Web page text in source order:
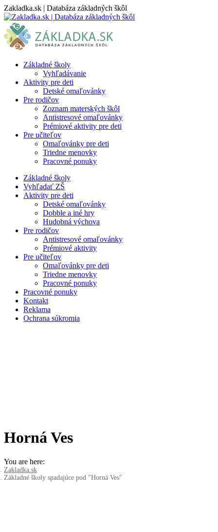
Skip
to
content
Zakladka.sk | Databáza základných škôl
Základné školy
Vyhľadávanie
Aktivity pre deti
Detské omaľovánky
Pre rodičov
Zoznam materských škôl
Antistresové omaľovánky
Prémiové aktivity pre deti
Pre učiteľov
Omaľovánky pre deti
Triedne menovky
Pracovné ponuky
Základné školy
Vyhľadať ZŠ
Aktivity pre deti
Detské omaľovánky
Dobble a iné hry
Hudobná výchova
Pre rodičov
Antistresové omaľovánky
Prémiové aktivity
Pre učiteľov
Omaľovánky pre deti
Triedne menovky
Pracovné ponuky
Pracovné ponuky
Kontakt
Reklama
Ochrana súkromia
Horná Ves
You are here:
Zakladka.sk
Základné školy spadajúce pod "Horná Ves"